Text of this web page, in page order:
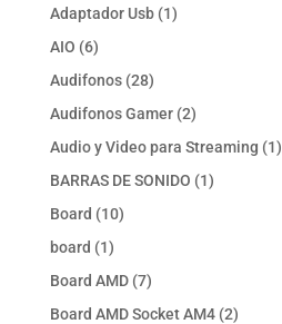
Adaptador Usb 11
AIO 66
productos
Audifonos 2828
productos
Audifonos Gamer 22
productos
Audio y Video para Streaming 11
BARRAS DE SONIDO 11
Board 1010
board 11
producto
Board AMD 77
productos
Board AMD Socket AM4 22